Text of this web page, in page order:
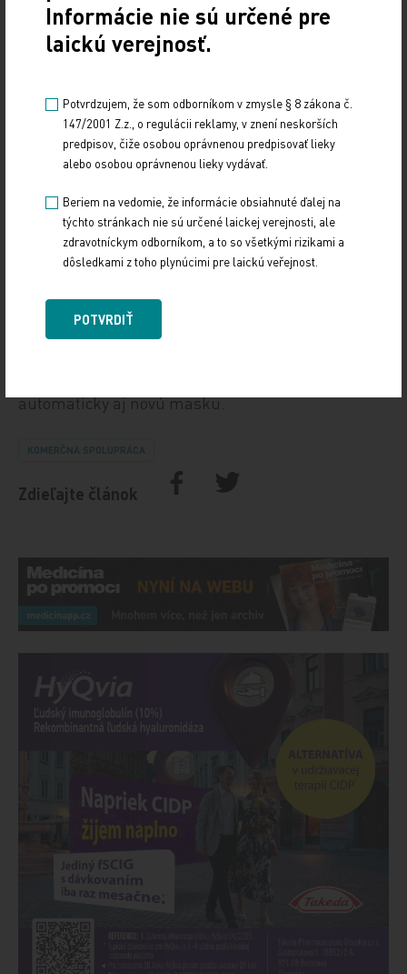
Zoznam zdravotníckych pomôcok, ktoré podliehajú
schváleniu zdravotnou poisťovňou a je ich možné
(spolu s návodom, ako o ne žiadať cez eRecept).
Pri predpisovaní vozíkov a chodúľok treba uvádzať
ako indikáciu hlavnú aj vedľajšiu diagnózu
imobilita (R26*). Iné diagnózy je možné uviesť
do zdôvodnenia alebo do poznámky.
Pri predpisovaní dýchacích masiek k CPAP a BPAP
ventilačným prístrojom je dôležité počkať, kým
uplynie 12 mesiacov od začiatku používania
automaticky aj novú masku.
KOMERČNÁ SPOLUPRÁCA
Zdieľajte článok
Informácie nie sú určené pre
laickú verejnosť.
Potvrdzujem, že som odborníkom v zmysle § 8 zákona č.
147/2001 Z.z., o regulácii reklamy, v znení neskorších
predpisov, čiže osobou oprávnenou predpisovať lieky
alebo osobou oprávnenou lieky vydávať.
Beriem na vedomie, že informácie obsiahnuté ďalej na
týchto stránkach nie sú určené laickej verejnosti, ale
zdravotníckym odborníkom, a to so všetkými rizikami a
dôsledkami z toho plynúcimi pre laickú veřejnost.
POTVRDIŤ